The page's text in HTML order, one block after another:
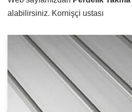
alabilirsiniz. Kornişçi ustası